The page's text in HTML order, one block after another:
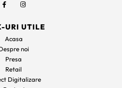
URI UTILE
Acasa
noi
Presa
Retail
Digitalizare